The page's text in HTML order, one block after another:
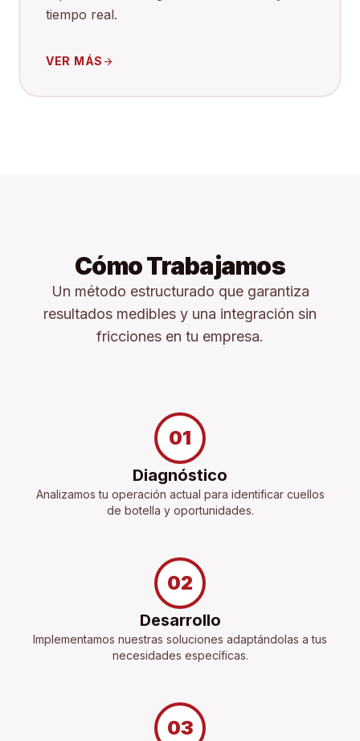
tiempo real.
VER MÁS arrow_forward
Cómo Trabajamos
Un método estructurado que garantiza
resultados medibles y una integración sin
fricciones en tu empresa.
01
Diagnóstico
Analizamos tu operación actual para identificar cuellos
de botella y oportunidades.
02
Desarrollo
Implementamos nuestras soluciones adaptándolas a tus
necesidades específicas.
03